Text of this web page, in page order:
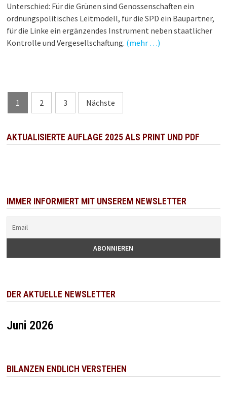
Unterschied: Für die Grünen sind Genossenschaften ein
ordnungspolitisches Leitmodell, für die SPD ein Baupartner,
für die Linke ein ergänzendes Instrument neben staatlicher
Kontrolle und Vergesellschaftung. (mehr …)
Seitennummerierung
Beiträge
1 2 3 Nächste
AKTUALISIERTE AUFLAGE 2025 ALS PRINT UND PDF
IMMER INFORMIERT MIT UNSEREM NEWSLETTER
DER AKTUELLE NEWSLETTER
Juni 2026
BILANZEN ENDLICH VERSTEHEN